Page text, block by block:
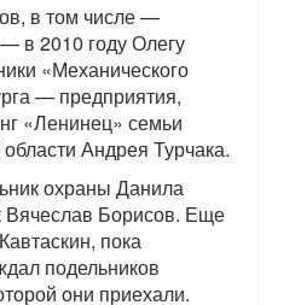
в том числе —
в 2010 году Олегу
«Механического
— предприятия,
«Ленинец» семьи
Андрея Турчака.
охраны Данила
Вячеслав Борисов. Еще
пока
подельников
они приехали.